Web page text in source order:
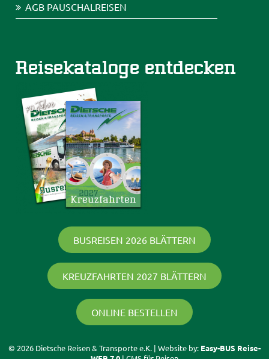
AGB PAUSCHALREISEN
Reisekataloge entdecken
BUSREISEN 2026 BLÄTTERN
KREUZFAHRTEN 2027 BLÄTTERN
ONLINE BESTELLEN
© 2026 Dietsche Reisen & Transporte e.K. | Website by: Easy-BUS Reise-